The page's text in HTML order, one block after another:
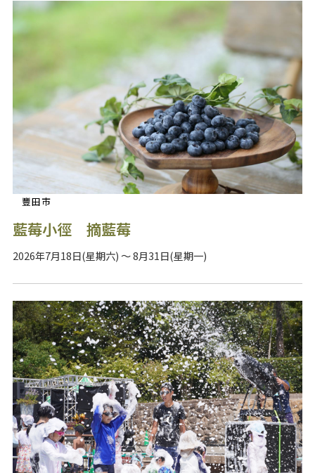
豐田市
藍莓小徑 摘藍莓
2026年7月18日(星期六) ～ 8月31日(星期一)